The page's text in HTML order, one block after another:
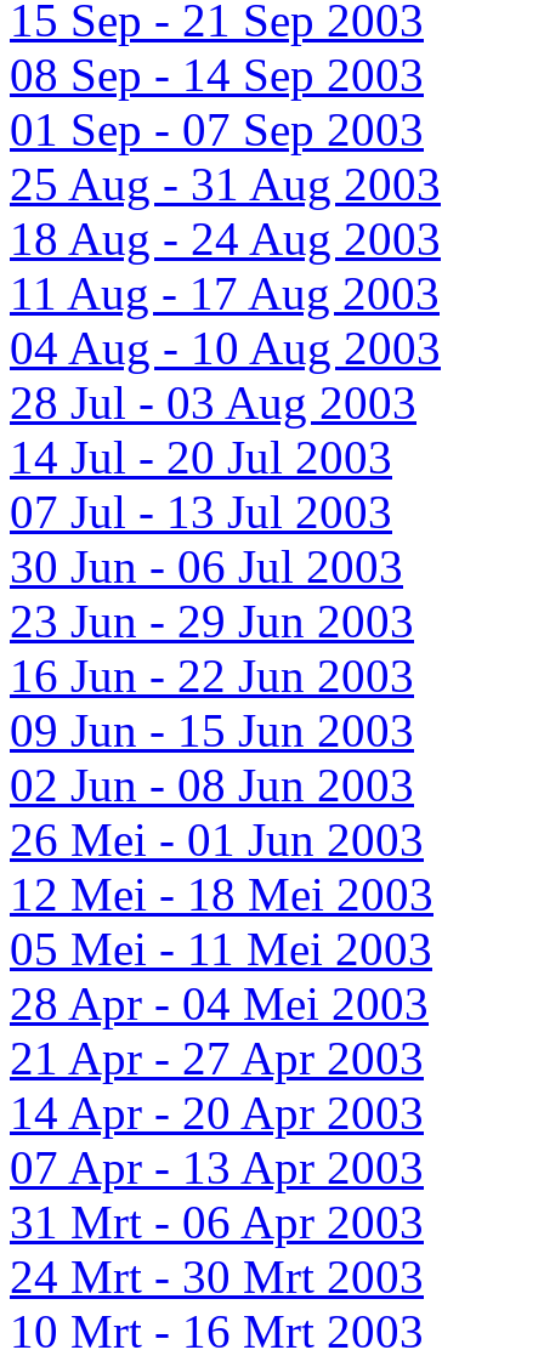
15 Sep - 21 Sep 2003
08 Sep - 14 Sep 2003
01 Sep - 07 Sep 2003
25 Aug - 31 Aug 2003
18 Aug - 24 Aug 2003
11 Aug - 17 Aug 2003
04 Aug - 10 Aug 2003
28 Jul - 03 Aug 2003
14 Jul - 20 Jul 2003
07 Jul - 13 Jul 2003
30 Jun - 06 Jul 2003
23 Jun - 29 Jun 2003
16 Jun - 22 Jun 2003
09 Jun - 15 Jun 2003
02 Jun - 08 Jun 2003
26 Mei - 01 Jun 2003
12 Mei - 18 Mei 2003
05 Mei - 11 Mei 2003
28 Apr - 04 Mei 2003
21 Apr - 27 Apr 2003
14 Apr - 20 Apr 2003
07 Apr - 13 Apr 2003
31 Mrt - 06 Apr 2003
24 Mrt - 30 Mrt 2003
10 Mrt - 16 Mrt 2003